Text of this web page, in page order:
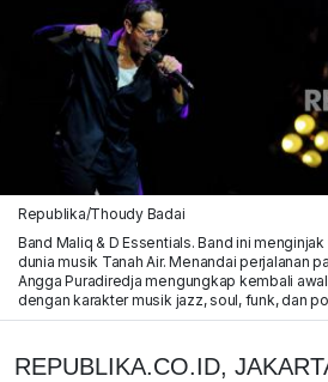
Republika/Thoudy Badai
Band Maliq & D Essentials. Band ini
dunia musik Tanah Air. Menandai perjalanan
Angga Puradiredja mengungkap kembali
dengan karakter musik jazz, soul, funk, dan
REPUBLIKA.CO.ID,